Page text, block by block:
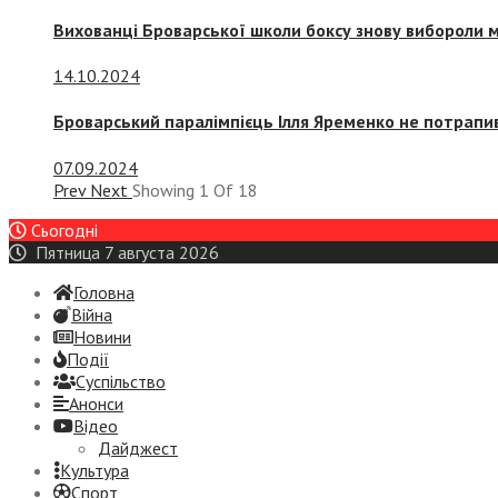
Вихованці Броварської школи боксу знову вибороли
14.10.2024
Броварський паралімпієць Ілля Яременко не
07.09.2024
Prev Next Showing 1 Of 18
Сьогодні
Пятница 7 августа 2026
Головна
Війна
Новини
Події
Суспiльство
Анонси
Відео
Дайджест
Культура
Спорт